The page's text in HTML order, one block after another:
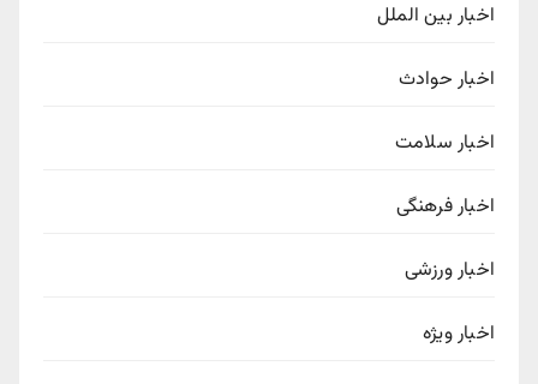
اخبار بین الملل
اخبار حوادث
اخبار سلامت
اخبار فرهنگی
اخبار ورزشی
اخبار ویژه